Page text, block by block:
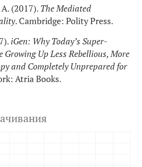
(2017). The Mediated
. Cambridge: Polity Press.
iGen: Why Today’s Super-
Growing Up Less Rebellious, More
and Completely Unprepared for
Atria Books.